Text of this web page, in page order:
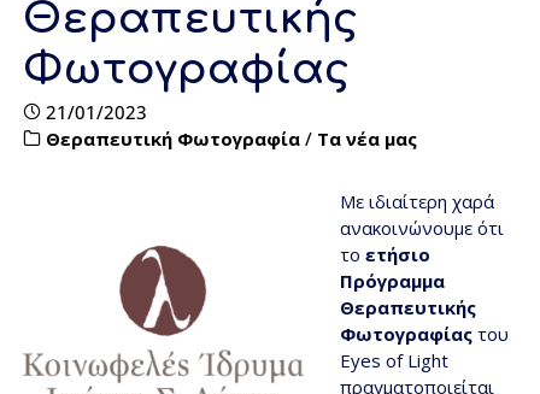
Θεραπευτικής
Φωτογραφίας
21/01/2023
Θεραπευτική Φωτογραφία / Τα νέα μας
Με ιδιαίτερη χαρά
ανακοινώνουμε ότι
τοετήσιο
Πρόγραμμα
Θεραπευτικής
Φωτογραφίας του
Eyes of Light
πραγματοποιείται